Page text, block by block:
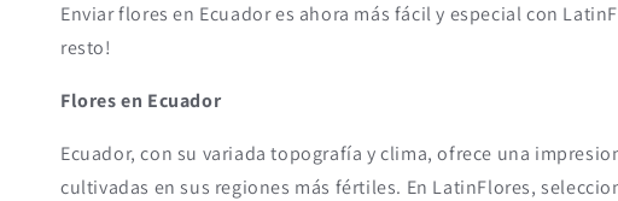
Enviar flores en Ecuador es ahora más fácil y especial con
resto!
Flores en Ecuador
Ecuador, con su variada topografía y clima, ofrece una
cultivadas en sus regiones más fértiles. En LatinFlores,